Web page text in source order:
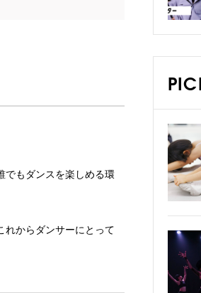
でもダンスを楽しめる環
れからダンサーにとって